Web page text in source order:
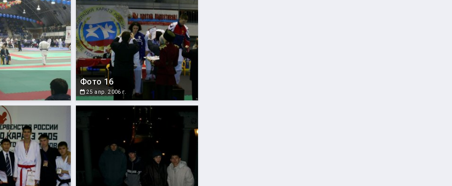
Фото 16
25 апр. 2006 г.